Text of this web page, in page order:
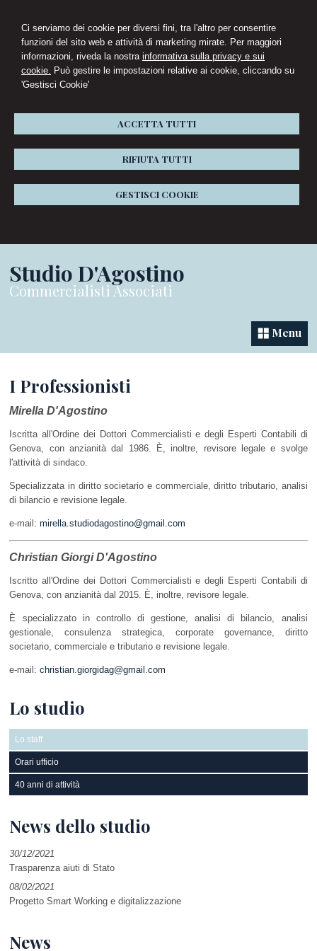
Ci serviamo dei cookie per diversi fini, tra l'altro per consentire
funzioni del sito web e attività di marketing mirate. Per maggiori
informazioni, riveda la nostra informativa sulla privacy e sui
cookie. Può gestire le impostazioni relative ai cookie, cliccando su
'Gestisci Cookie'
ACCETTA TUTTI
RIFIUTA TUTTI
GESTISCI COOKIE
Studio D'Agostino
Commercialisti Associati
Menu
I Professionisti
Mirella D'Agostino
Iscritta all'Ordine dei Dottori Commercialisti e degli Esperti Contabili di
Genova, con anzianità dal 1986. È, inoltre, revisore legale e svolge
l'attività di sindaco.
Specializzata in diritto societario e commerciale, diritto tributario, analisi
di bilancio e revisione legale.
e-mail:mirella.studiodagostino@gmail.com
Christian Giorgi D'Agostino
Iscritto all'Ordine dei Dottori Commercialisti e degli Esperti Contabili di
Genova, con anzianità dal 2015. È, inoltre, revisore legale.
È specializzato in controllo di gestione, analisi di bilancio, analisi
gestionale, consulenza strategica, corporate governance, diritto
societario, commerciale e tributario e revisione legale.
e-mail:christian.giorgidag@gmail.com
Lo studio
Lo staff
Orari ufficio
40 anni di attività
News dello studio
30/12/2021
Trasparenza aiuti di Stato
08/02/2021
Progetto Smart Working e digitalizzazione
News